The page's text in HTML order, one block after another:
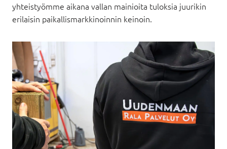
yhteistyömme aikana vallan mainioita tuloksia juurikin
erilaisin paikallismarkkinoinnin keinoin.